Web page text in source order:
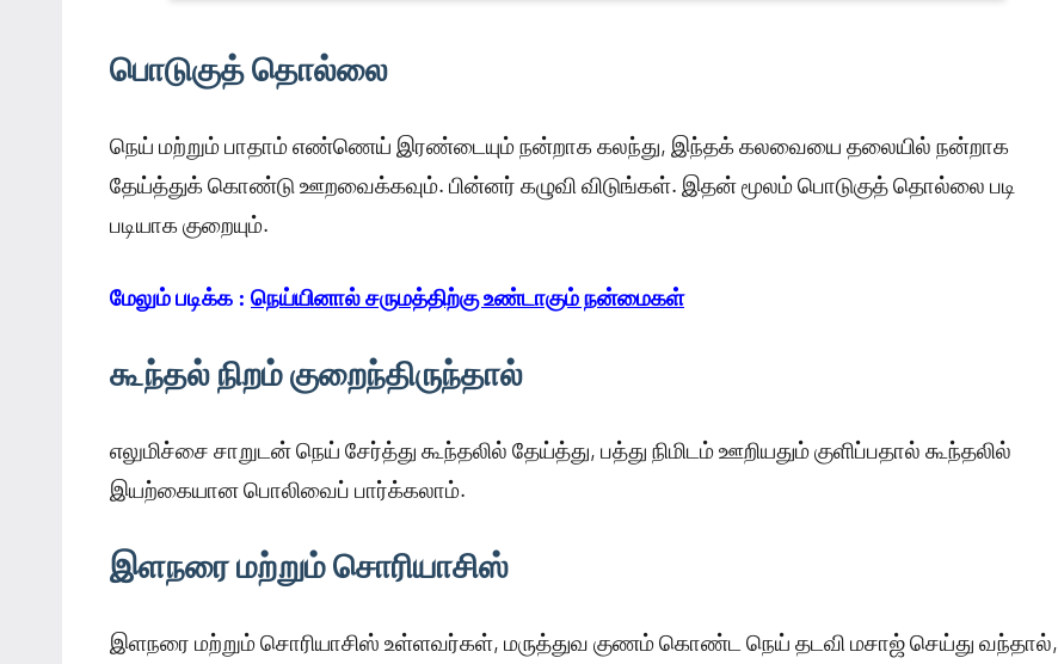
பொடுகுத் தொல்லை
நெய் மற்றும் பாதாம் எண்ணெய் இரண்டையும் நன்றாக கலந்து, இந்தக் கலவையை தலையில் நன்றாக
தேய்த்துக் கொண்டு ஊறவைக்கவும். பின்னர் கழுவி விடுங்கள். இதன் மூலம் பொடுகுத் தொல்லை படி
படியாக குறையும்.
மேலும் படிக்க : நெய்யினால் சருமத்திற்கு உண்டாகும் நன்மைகள்
கூந்தல் நிறம் குறைந்திருந்தால்
எலுமிச்சை சாறுடன் நெய் சேர்த்து கூந்தலில் தேய்த்து, பத்து நிமிடம் ஊறியதும் குளிப்பதால் கூந்தலில்
இயற்கையான பொலிவைப் பார்க்கலாம்.
இளநரை மற்றும் சொரியாசிஸ்
இளநரை மற்றும் சொரியாசிஸ் உள்ளவர்கள், மருத்துவ குணம் கொண்ட நெய் தடவி மசாஜ் செய்து வந்தால்,